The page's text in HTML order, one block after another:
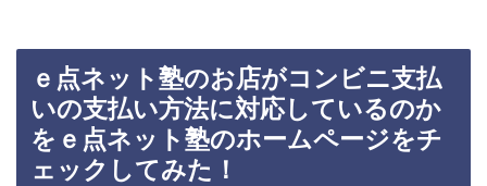
ｅ点ネット塾のお店がコンビニ支払
いの支払い方法に対応しているのか
をｅ点ネット塾のホームページをチ
ェックしてみた！